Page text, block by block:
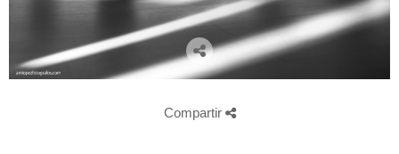
Compartir